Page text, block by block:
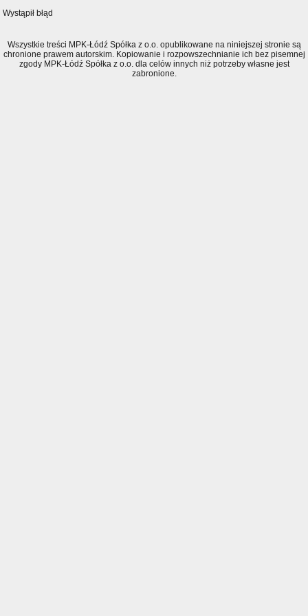
Wystąpił błąd
Wszystkie treści MPK-Łódź Spółka z o.o. opublikowane na niniejszej stronie są
chronione prawem autorskim. Kopiowanie i rozpowszechnianie ich bez pisemnej
zgody MPK-Łódź Spółka z o.o. dla celów innych niż potrzeby własne jest
zabronione.